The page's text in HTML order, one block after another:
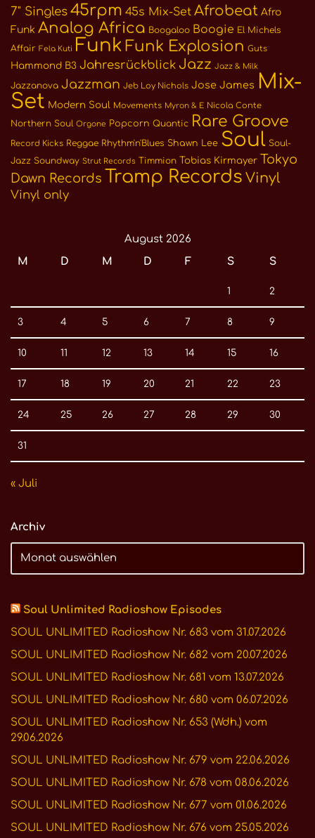
7" Singles 45rpm 45s Mix-Set Afrobeat Afro
Funk Analog Africa Boogaloo Boogie El Michels
Affair Fela Kuti Funk Funk Explosion Guts
Hammond B3 Jahresrückblick Jazz Jazz & Milk
Jazzanova Jazzman Jeb Loy Nichols Jose James Mix-
Set Modern Soul Movements Myron & E Nicola Conte
Northern Soul Orgone Popcorn Quantic Rare Groove
Record Kicks Reggae Rhythm'n'Blues Shawn Lee Soul Soul-
Jazz Soundway Strut Records Timmion Tobias Kirmayer Tokyo
Dawn Records Tramp Records Vinyl
Vinyl only
August 2026
M
D M D F S S
1 2
3 4 5 6 7 8 9
10 11 12 13 14 15 16
17 18 19 20 21 22 23
24 25 26 27 28 29 30
31
« Juli
Archiv
Soul Unlimited Radioshow Episodes
SOUL UNLIMITED Radioshow Nr. 683 vom 31.07.2026
SOUL UNLIMITED Radioshow Nr. 682 vom 20.07.2026
SOUL UNLIMITED Radioshow Nr. 681 vom 13.07.2026
SOUL UNLIMITED Radioshow Nr. 680 vom 06.07.2026
SOUL UNLIMITED Radioshow Nr. 653 (Wdh.) vom
29.06.2026
SOUL UNLIMITED Radioshow Nr. 679 vom 22.06.2026
SOUL UNLIMITED Radioshow Nr. 678 vom 08.06.2026
SOUL UNLIMITED Radioshow Nr. 677 vom 01.06.2026
SOUL UNLIMITED Radioshow Nr. 676 vom 25.05.2026